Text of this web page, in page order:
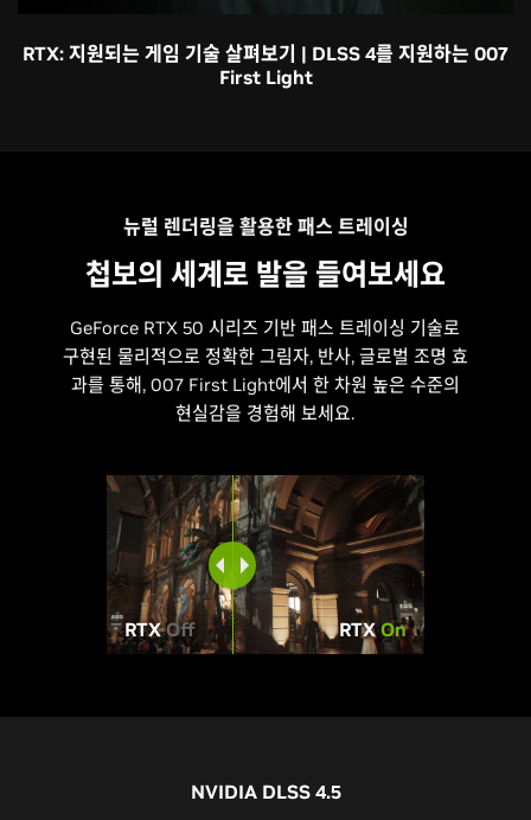
RTX: 지원되는 게임 기술 살펴보기 | DLSS 4를 지원하는 007
First Light
뉴럴 렌더링을 활용한 패스 트레이싱
첩보의 세계로 발을 들여보세요
GeForce RTX 50 시리즈 기반 패스 트레이싱 기술로
구현된 물리적으로 정확한 그림자, 반사, 글로벌 조명 효
과를 통해, 007 First Light에서 한 차원 높은 수준의
현실감을 경험해 보세요.
RTXOff RTXOn
NVIDIA DLSS 4.5